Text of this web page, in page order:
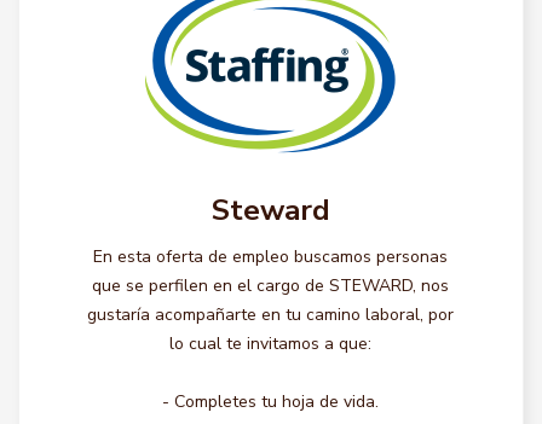
Steward
En esta oferta de empleo buscamos personas
que se perfilen en el cargo de STEWARD, nos
gustaría acompañarte en tu camino laboral, por
lo cual te invitamos a que:
- Completes tu hoja de vida.